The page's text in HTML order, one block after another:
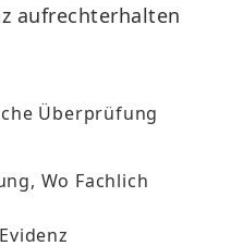
aufrechterhalten
Überprüfung
Wo Fachlich